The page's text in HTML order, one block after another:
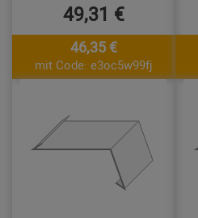
49,31 €
46,35 €
mit Code: e3oc5w99fj